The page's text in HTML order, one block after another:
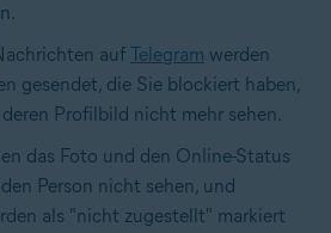
auf Telegram werden
gesendet, die Sie blockiert haben,
Profilbild nicht mehr sehen.
das Foto und den Online-Status
Person nicht sehen, und
als "nicht zugestellt" markiert